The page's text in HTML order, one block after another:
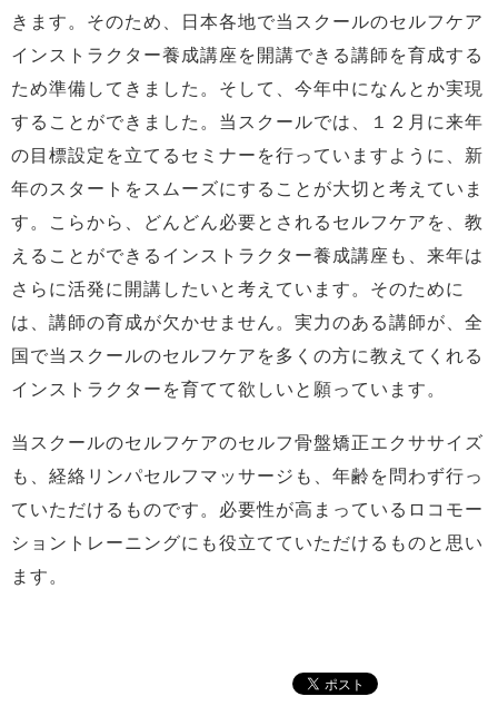
きます。そのため、日本各地で当スクールのセルフケア
インストラクター養成講座を開講できる講師を育成する
ため準備してきました。そして、今年中になんとか実現
することができました。当スクールでは、１２月に来年
の目標設定を立てるセミナーを行っていますように、新
年のスタートをスムーズにすることが大切と考えていま
す。こらから、どんどん必要とされるセルフケアを、教
えることができるインストラクター養成講座も、来年は
さらに活発に開講したいと考えています。そのために
は、講師の育成が欠かせません。実力のある講師が、全
国で当スクールのセルフケアを多くの方に教えてくれる
インストラクターを育てて欲しいと願っています。
当スクールのセルフケアのセルフ骨盤矯正エクササイズ
も、経絡リンパセルフマッサージも、年齢を問わず行っ
ていただけるものです。必要性が高まっているロコモー
ショントレーニングにも役立てていただけるものと思い
ます。